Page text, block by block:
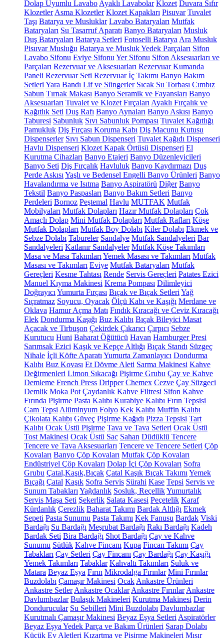
Dolap Uyumlu Lavabo Ayaklı Lavabolar Klozet Duvara Sıfır
Klozetler Asma Klozetler Klozet Kapakları Pisuvar Tuvalet
Taşı Batarya ve Musluklar Lavabo Bataryaları Mutfak
Bataryaları Su Tasarruf Aparatı Banyo Bataryaları Musluk
Duş Bataryaları Batarya Setleri Fotoselli Batarya Ara Musluk
Pisuvar Musluğu Batarya ve Musluk Yedek Parçaları Sifon
Lavabo Sifonu Eviye Sifonu Yer Sifonu Sifon Aksesuarları ve
Parçaları Rezervuar ve Aksesuarları Rezervuar Kumanda
Paneli Rezervuar Seti Rezervuar İç Takımı Banyo Bakım
Setleri Yara Bandı Lif ve Süngerler Sıcak Su Torbası Cımbız
Sabun Tırnak Makası Banyo Seramik ve Fayansları Banyo
Aksesuarları Tuvalet ve Klozet Fırçaları Ayaklı Fırçalık ve
Kağıtlık Seti Duş Rafı Banyo Aynaları Banyo Askısı Banyo
Taburesi Sabunluk Sıvı Sabunluk Pompası Tuvalet Kağıtlığı
Pamukluk Diş Fırçası Koruma Kabı Diş Macunu Kutusu
Dispenserler Sıvı Sabun Dispenseri Tuvalet Kağıdı Dispenseri
Havlu Dispenseri Klozet Kapak Örtüsü Dispenseri El
Kurutma Cihazları Banyo Etajeri Banyo Düzenleyicileri
Banyo Seti Diş Fırçalık Havluluk Banyo Kaydırmazı Duş
Perde Askısı Yaşlı ve Bedensel Engelli Banyo Ürünleri Banyo
Havalandırma ve Isıtma Banyo Aspiratörü Diğer Banyo
Tekstil Banyo Paspasları Banyo Bakım Setleri Banyo
Perdeleri Bornoz Peştemal Havlu MUTFAK Mutfak
Mobilyaları Mutfak Dolapları Hazır Mutfak Dolapları Çok
Amaçlı Dolap Mini Mutfak Dolapları Mutfak Rafları Köşe
Mutfak Dolapları Mutfak Boy Dolabı Kiler Dolabı Ekmek ve
Sebze Dolabı Tabureler Sandalye Mutfak Sandalyeleri Bar
Sandalyeleri Katlanır Sandalyeler Mutfak Köşe Takımları
Masa ve Masa Takımları Yemek Masası ve Takımları Mutfak
Masası ve Takımları Eviye Mutfak Bataryaları Mutfak
Gereçleri Kesme Tahtası Rende Servis Gereçleri Patates Ezici
Manuel Kıyma Makinesi Krema Pompası Dilimleyici
Doğrayıcı Yumurta Fırçası Bıçak ve Bıçak Setleri Yağ
Sıçratmaz Soyucu, Oyacak Ölçü Kabı ve Kaşığı Merdane ve
Oklava Hamur Açma Matı Fındık Kıracağı ve Ceviz Kıracağı
Elek Dondurma Kaşığı Buz Kalıbı Bıçak Bileyici Masat
Açacak ve Tirbuşon Çekirdek Çıkarıcı Çırpıcı Sebze
Kurutucu Huni Baharat Öğütücü Havan Hamburger Presi
Sarımsak Ezici Kaşık ve Kepçe Altlığı Bıçak Standı Süzgeç
Nihale İçli Köfte Aparatı Yumurta Zamanlayıcı Dondurma
Kalıbı Buz Kovası Et Dövme Aleti Sarma Makinesi Kahve
Değirmenleri Limon Sıkacağı Pişirme Grubu Çay ve Kahve
Demleme French Press Dripper Chemex Cezve Çay Süzgeci
Demlik Moka Pot Çaydanlık Kahve Filtresi Sifon Kahve
Fırında Pişirme Pasta Kalıbı Kurabiye Kalıbı Fırın Tepsisi
Cam Tepsi Alüminyum Folyo Kek Kalıbı Muffin Kalıbı
Çikolata Kalıbı Güveç Pişirme Kağıdı Pizza Tepsisi Tart
Kalıbı Ocak Üstü Pişirme Tava ve Tava Setleri Ocak Üstü
Tost Makinesi Ocak Üstü Sac Sahan Düdüklü Tencere
Tencere ve Tava Aksesuarları Tencere ve Tencere Setleri Çöp
Kovaları Banyo Çöp Kovaları Mutfak Çöp Kovaları
Endüstriyel Çöp Kovaları Dolap İçi Çöp Kovaları Sofra
Grubu Çatal,Kaşık,Bıçak Çatal Kaşık Bıçak Takımı Yemek
Bıçağı Çatal Kaşık Sofra Servis Sürahi Kase Tepsi Servis ve
Sunum Tabakları Yağdanlık Sosluk, ReçellikYumurtalık
Servis Maşa Seti Şekerlik Salata Kasesi Peçetelik Karaf
Kürdanlık Çerezlik Baharat Takımı Bardak Altlığı Ekmek
Sepeti Pasta Sunumu Pasta Takımı Kek Fanusu Bardak Viski
Bardağı Su Bardağı Meşrubat Bardağı Rakı Bardağı Kadeh
Bardak Seti Bira Bardağı Shot Bardağı Çay ve Kahve
Sunumu Sütlük Kahve Fincanı Kupa Fincan Takımı Çay
Tabakları Çay Setleri Çay Fincanı Çay Bardağı Çay Kaşığı
Yemek Takımları Tabaklar Kahvaltı Takımları Suluk ve
Matara Beyaz Eşya Fırın Mikrodalga Fırınlar Mini Fırınlar
Buzdolabı Çamaşır Makinesi Ocak Ankastre Ürünleri
Ankastre Setler Ankastre Ocaklar Ankastre Fırınlar Ankastre
Davlumbazlar Bulaşık Makineleri Kurutma Makinesi Derin
Dondurucular Su Sebilleri Mini Buzdolabı Davlumbazlar
Kurutmalı Çamaşır Makinesi Beyaz Eşya Setleri Aspiratörler
Beyaz Eşya Yedek Parça ve Bakım Ürünleri Şarap Dolabı
Küçük Ev Aletleri Kızartma ve Pişirme Makineleri Mısır